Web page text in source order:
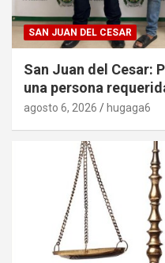
SAN JUAN DEL CESAR
San Juan del Cesar:
una persona
agosto 6, 2026 hugaga6